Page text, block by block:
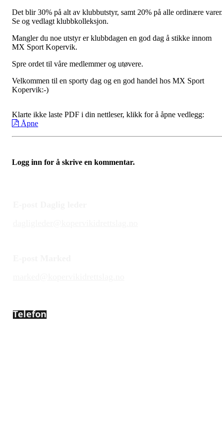
Det blir 30% på alt av klubbutstyr, samt 20% på alle ordinære
Se og vedlagt klubbkolleksjon.
Mangler du noe utstyr er klubbdagen en god dag å stikke innom
MX Sport Kopervik.
Spre ordet til våre medlemmer og utøvere.
Velkommen til en sporty dag og en god handel hos MX Sport
Kopervik:-)
Klarte ikke laste PDF i din nettleser, klikk for å åpne vedlegg:
Åpne
Logg inn for å skrive en kommentar.
Telefon